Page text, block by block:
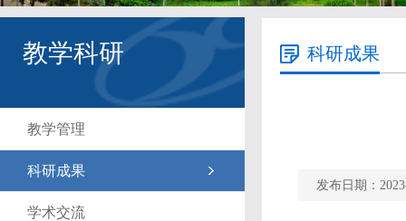
教学科研
教学管理
科研成果
学术交流
科研成果
发布日期：